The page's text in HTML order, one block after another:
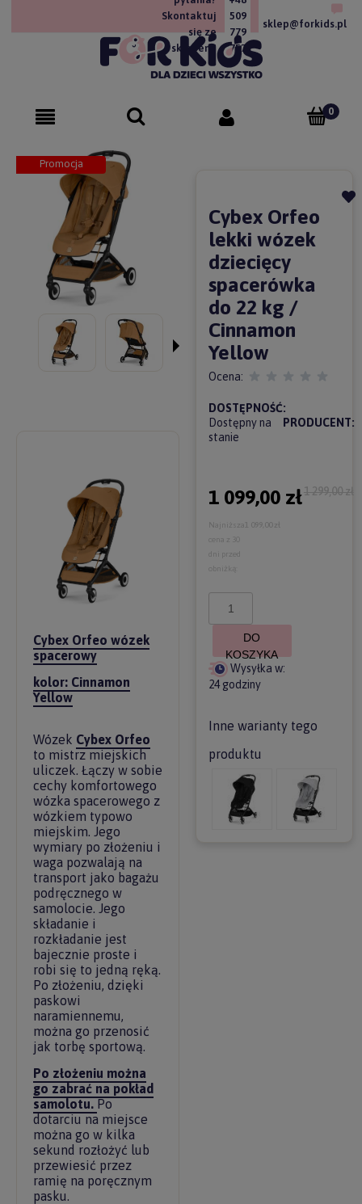
Skontaktuj
się ze
sklepem!
509
779
757
sklep@forkids.pl
Promocja
Cybex Orfeo wózek
spacerowy
kolor: Cinnamon
Yellow
Wózek Cybex Orfeo
to mistrz miejskich
uliczek. Łączy w sobie
cechy komfortowego
wózka spacerowego z
wózkiem typowo
miejskim. Jego
wymiary po złożeniu i
waga pozwalają na
transport jako bagażu
podręcznego w
samolocie. Jego
składanie i
rozkładanie jest
bajecznie proste i
robi się to jedną ręką.
Po złożeniu, dzięki
paskowi
naramiennemu,
można go przenosić
jak torbę sportową.
Po złożeniu można
go zabrać na pokład
samolotu. Po
dotarciu na miejsce
można go w kilka
sekund rozłożyć lub
przewiesić przez
ramię na poręcznym
pasku.
Cybex Orfeo
lekki wózek
dziecięcy
spacerówka
do 22 kg /
Cinnamon
Yellow
Ocena:
DOSTĘPNOŚĆ:
Dostępny na
stanie
PRODUCENT:
1 099,00 zł1 299,00 zł
Najniższa
cena z 30
dni przed
obniżką:
1 099,00 zł
DO
KOSZYKA
Wysyłka w:
24 godziny
Inne warianty tego
produktu